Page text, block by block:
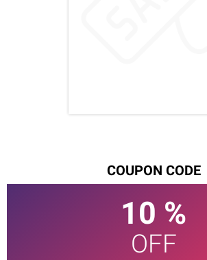
COUPON CODE
10 %
OFF